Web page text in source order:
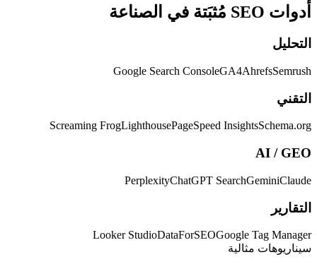
أدوات SEO مُثبَتة في الصناعة
التحليل
Google Search ConsoleGA4AhrefsSemrush
التقني
Screaming FrogLighthousePageSpeed InsightsSchema.org
AI / GEO
PerplexityChatGPT SearchGeminiClaude
التقارير
Looker StudioDataForSEOGoogle Tag Manager
سيناريوهات مثالية